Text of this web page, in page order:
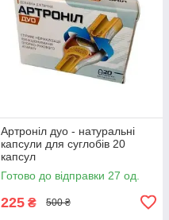
Артроніл дуо - натуральні
капсули для суглобів 20
капсул
Готово до відправки 27 од.
225 ₴ 500 ₴